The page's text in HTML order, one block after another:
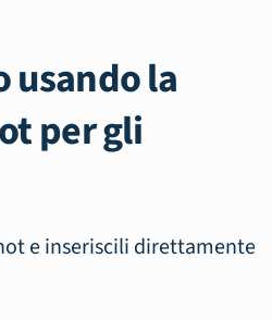
usando la
per gli
e inseriscili direttamente